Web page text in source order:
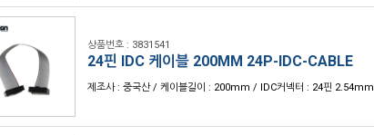
상품번호 : 3831541
24핀 IDC 케이블 200MM 24P-IDC-CABLE
제조사 : 중국산 / 케이블길이 : 200mm / IDC커넥터 : 24핀 2.54mm